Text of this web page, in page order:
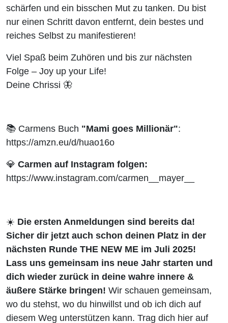
schärfen und ein bisschen Mut zu tanken. Du bist
nur einen Schritt davon entfernt, dein bestes und
reiches Selbst zu manifestieren!
Viel Spaß beim Zuhören und bis zur nächsten
Folge – Joy up your Life!
Deine Chrissi 🦋
📚 Carmens Buch "Mami goes Millionär":
https://amzn.eu/d/huao16o
💎 Carmen auf Instagram folgen:
https://www.instagram.com/carmen__mayer__
☀️ Die ersten Anmeldungen sind bereits da!
Sicher dir jetzt auch schon deinen Platz in der
nächsten Runde THE NEW ME im Juli 2025!
Lass uns gemeinsam ins neue Jahr starten und
dich wieder zurück in deine wahre innere &
äußere Stärke bringen! Wir schauen gemeinsam,
wo du stehst, wo du hinwillst und ob ich dich auf
diesem Weg unterstützen kann. Trag dich hier auf